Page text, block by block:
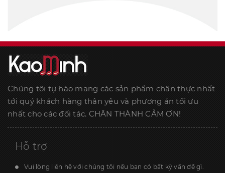
Chúng tôi tự hào mang các sản phẩm chân thực nhất
tới quý khách hàng thân yêu và phương án tối ưu
nhất cho các đối tác. CHÂN THÀNH CẢM ƠN!
Hỗ trợ
Vui lòng liên hệ với chúng tôi nếu bạn có bất kỳ vấn đề gì.